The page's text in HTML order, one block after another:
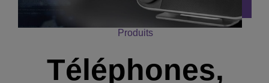
Produits
Téléphones,